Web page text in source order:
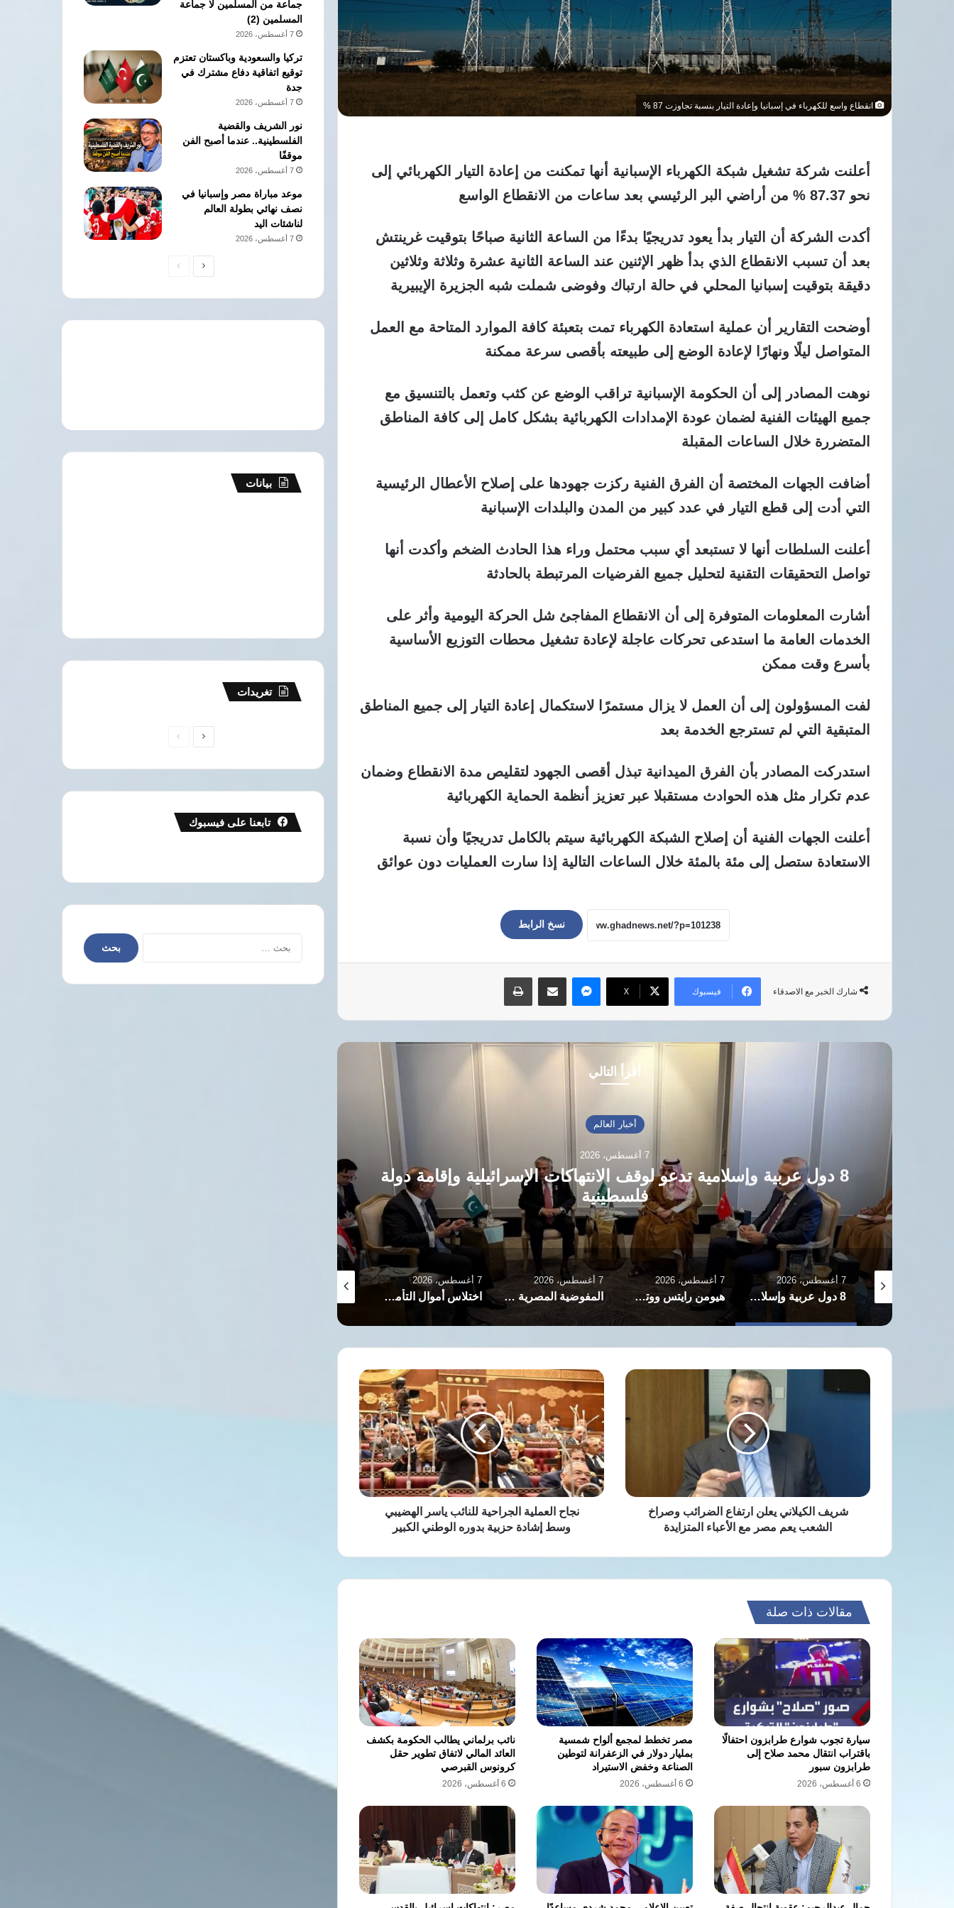
انقطاع واسع للكهرباء في إسبانيا وإعادة التيار بنسبة تجاوزت 87 %
أعلنت شركة تشغيل شبكة الكهرباء الإسبانية أنها تمكنت من إعادة التيار الكهربائي إلى
نحو 87.37 % من أراضي البر الرئيسي بعد ساعات من الانقطاع الواسع
أكدت الشركة أن التيار بدأ يعود تدريجيًا بدءًا من الساعة الثانية صباحًا بتوقيت غرينتش
بعد أن تسبب الانقطاع الذي بدأ ظهر الإثنين عند الساعة الثانية عشرة وثلاثة وثلاثين
دقيقة بتوقيت إسبانيا المحلي في حالة ارتباك وفوضى شملت شبه الجزيرة الإيبيرية
أوضحت التقارير أن عملية استعادة الكهرباء تمت بتعبئة كافة الموارد المتاحة مع العمل
المتواصل ليلًا ونهارًا لإعادة الوضع إلى طبيعته بأقصى سرعة ممكنة
نوهت المصادر إلى أن الحكومة الإسبانية تراقب الوضع عن كثب وتعمل بالتنسيق مع
جميع الهيئات الفنية لضمان عودة الإمدادات الكهربائية بشكل كامل إلى كافة المناطق
المتضررة خلال الساعات المقبلة
أضافت الجهات المختصة أن الفرق الفنية ركزت جهودها على إصلاح الأعطال الرئيسية
التي أدت إلى قطع التيار في عدد كبير من المدن والبلدات الإسبانية
أعلنت السلطات أنها لا تستبعد أي سبب محتمل وراء هذا الحادث الضخم وأكدت أنها
تواصل التحقيقات التقنية لتحليل جميع الفرضيات المرتبطة بالحادثة
أشارت المعلومات المتوفرة إلى أن الانقطاع المفاجئ شل الحركة اليومية وأثر على
الخدمات العامة ما استدعى تحركات عاجلة لإعادة تشغيل محطات التوزيع الأساسية
بأسرع وقت ممكن
لفت المسؤولون إلى أن العمل لا يزال مستمرًا لاستكمال إعادة التيار إلى جميع المناطق
المتبقية التي لم تسترجع الخدمة بعد
استدركت المصادر بأن الفرق الميدانية تبذل أقصى الجهود لتقليص مدة الانقطاع وضمان
عدم تكرار مثل هذه الحوادث مستقبلا عبر تعزيز أنظمة الحماية الكهربائية
أعلنت الجهات الفنية أن إصلاح الشبكة الكهربائية سيتم بالكامل تدريجيًا وأن نسبة
الاستعادة ستصل إلى مئة بالمئة خلال الساعات التالية إذا سارت العمليات دون عوائق
نسخ الرابط
شارك الخبر مع الاصدقاء فيسبوك ‫X
ماسنجر مشاركة عبر البريد طباعة
أقرأ التالي
أخبار العالم
عربية وإسلامية تدعو لوقف الانتهاكات الإسرائيلية وإقامة دولة
فلسطينية
هيومن رايتس ووتش ترصد تدهور الحقوق والحريات
7 أغسطس، 2026
8 دول عربية وإسلامية تدعو لوقف الانتهاكات الإسرائيلية وإقامة دولة فلسطينية هيومن رايتس ووتش ترصد تدهور الحقوق والحريات بمصر في ظل سياسات السلطة الحالية
7 أغسطس، 2026
المفوضية المصرية للحقوق والحريات ترصد انتهاكات الصحافة وتوثق تضييق الخناق على الإعلام
7 أغسطس، 2026
اختلاس أموال التأمين الصحي بمستشفى الجيزة.. تفاصيل قضية فساد كبرى
7 أغسطس، 2026
شريف
الكيلاني
مصر
شريف الكيلاني يعلن ارتفاع الضرائب وصراخ
الشعب يعم مصر مع الأعباء المتزايدة
نجاح
العملية
الجراحية
للنائب
ياسر
الهضيبي
وسط
إشادة
حزبية
نجاح العملية الجراحية للنائب ياسر الهضيبي
وسط إشادة حزبية بدوره الوطني الكبير
مقالات ذات صلة
سيارة تجوب شوارع طرابزون احتفالًا
باقتراب انتقال محمد صلاح إلى
طرابزون سبور
6 أغسطس، 2026
مصر تخطط لمجمع ألواح شمسية
بمليار دولار في الزعفرانة لتوطين
الصناعة وخفض الاستيراد
6 أغسطس، 2026
نائب برلماني يطالب الحكومة بكشف
العائد المالي لاتفاق تطوير حقل
كرونوس القبرصي
6 أغسطس، 2026
جماعة من المسلمين لا جماعة
المسلمين (2)
7 أغسطس، 2026
تركيا والسعودية وباكستان تعتزم
توقيع اتفاقية دفاع مشترك في
جدة
7 أغسطس، 2026
نور الشريف والقضية
الفلسطينية.. عندما أصبح الفن
موقفًا
7 أغسطس، 2026
موعد مباراة مصر وإسبانيا في
نصف نهائي بطولة العالم
لناشئات اليد
7 أغسطس، 2026
الصفحةالصفحة
بيانات
تغريدات
الصفحةالصفحة
تابعنا على فيسبوك
البحث
عن: